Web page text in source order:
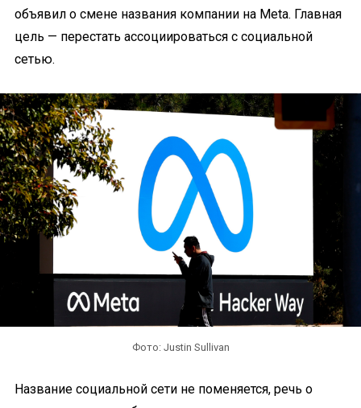
объявил о смене названия компании на Meta. Главная
цель — перестать ассоциироваться с социальной
сетью.
Фото: Justin Sullivan
Название социальной сети не поменяется, речь о